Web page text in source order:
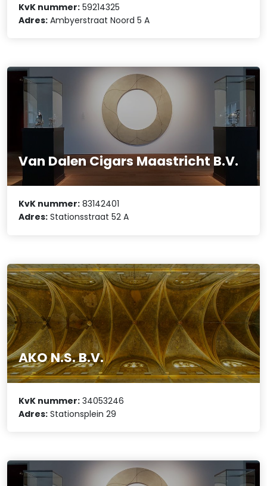
KvK nummer: 59214325
Adres: Ambyerstraat Noord 5 A
Van Dalen Cigars Maastricht B.V.
KvK nummer: 83142401
Adres: Stationsstraat 52 A
AKO N.S. B.V.
KvK nummer: 34053246
Adres: Stationsplein 29